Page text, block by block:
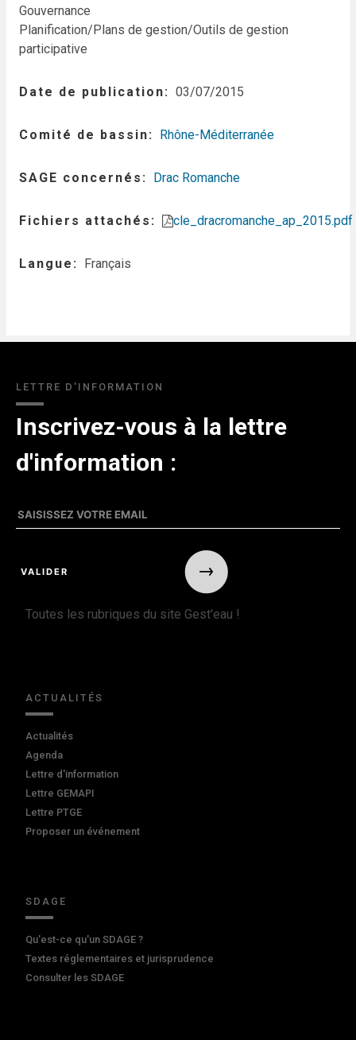
Gouvernance
Planification/Plans de gestion/Outils de gestion
participative
Date de publication 03/07/2015
Comité de bassin Rhône-Méditerranée
SAGE concernés Drac Romanche
Fichiers attachés cle_dracromanche_ap_2015.pdf
Langue Français
LETTRE D'INFORMATION
Inscrivez-vous à la lettre
d'information :
Toutes les rubriques du site Gest'eau !
ACTUALITÉS
Actualités
Agenda
Lettre d'information
Lettre GEMAPI
Lettre PTGE
Proposer un événement
SDAGE
Qu'est-ce qu'un SDAGE ?
Textes réglementaires et jurisprudence
Consulter les SDAGE